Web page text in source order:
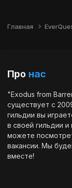
Главная
Про нас
"Exodus from
существует с
гильдии вы
в своей гильдии
можете
вакансии. Мы
вместе!